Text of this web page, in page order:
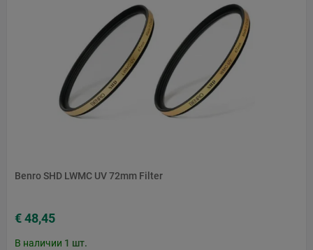
Benro SHD LWMC UV 72mm Filter
€ 48,45
В наличии 1 шт.